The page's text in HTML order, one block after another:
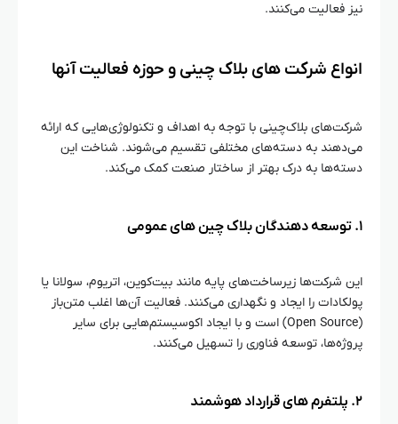
نیز فعالیت می‌کنند.
انواع شرکت‌ های بلاک‌ چینی و حوزه فعالیت آنها
شرکت‌های بلاک‌چینی با توجه به اهداف و تکنولوژی‌هایی که ارائه
می‌دهند به دسته‌های مختلفی تقسیم می‌شوند. شناخت این
دسته‌ها به درک بهتر از ساختار صنعت کمک می‌کند.
۱. توسعه‌ دهندگان بلاک‌ چین‌ های عمومی
این شرکت‌ها زیرساخت‌های پایه مانند بیت‌کوین، اتریوم، سولانا یا
پولکادات را ایجاد و نگهداری می‌کنند. فعالیت آن‌ها اغلب متن‌باز
(Open Source) است و با ایجاد اکوسیستم‌هایی برای سایر
پروژه‌ها، توسعه فناوری را تسهیل می‌کنند.
۲. پلتفرم‌ های قرارداد هوشمند